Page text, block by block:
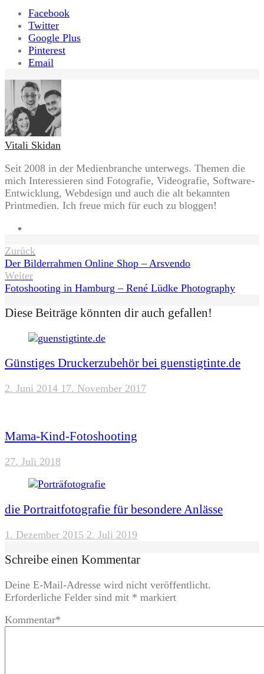
Facebook
Twitter
Google Plus
Pinterest
Email
Vitali Skidan
Seit 2008 in der Medienbranche unterwegs. Themen die
mich Interessieren sind Fotografie, Videografie, Software-
Entwicklung, Webdesign und auch die alt bekannten
Printmedien. Ich freue mich für euch zu bloggen!
Beitragsnavigation
Zurück
Der Bilderrahmen Online Shop – Arsvendo
Weiter
Fotoshooting in Hamburg – René Lüdke Photography
Diese Beiträge könnten dir auch gefallen!
Günstiges Druckerzubehör bei guenstigtinte.de
2. Juni 2014 17. November 2017
Mama-Kind-Fotoshooting
27. Juli 2018
die Portraitfotografie für besondere Anlässe
1. Dezember 2015 2. Juli 2019
Schreibe einen Kommentar
Deine E-Mail-Adresse wird nicht veröffentlicht.
Erforderliche Felder sind mit * markiert
Kommentar*